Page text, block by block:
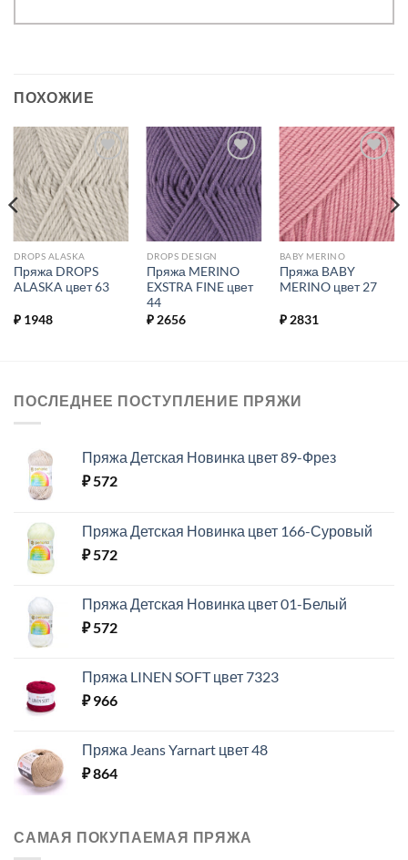
ПОХОЖИЕ
Добавить в
избранное.
DROPS ALASKA
Пряжа DROPS
ALASKA цвет 63
₽1948
Добавить в
избранное.
DROPS DESIGN
Пряжа MERINO
EXSTRA FINE цвет
44
₽2656
Добавить в
избранное.
BABY MERINO
Пряжа BABY
MERINO цвет 27
₽2831
ПОСЛЕДНЕЕ ПОСТУПЛЕНИЕ ПРЯЖИ
Пряжа Детская Новинка цвет 89-Фрез
₽572
Пряжа Детская Новинка цвет 166-Суровый
₽572
Пряжа Детская Новинка цвет 01-Белый
₽572
Пряжа LINEN SOFT цвет 7323
₽966
Пряжа Jeans Yarnart цвет 48
₽864
САМАЯ ПОКУПАЕМАЯ ПРЯЖА